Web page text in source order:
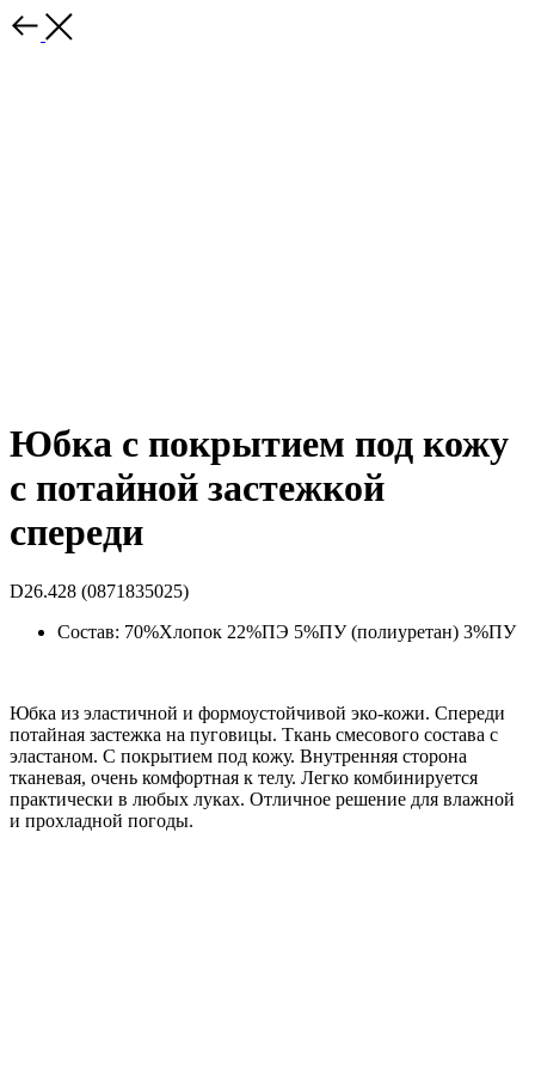
Юбка с покрытием под кожу
с потайной застежкой
спереди
D26.428 (0871835025)
Состав: 70%Хлопок 22%ПЭ 5%ПУ (полиуретан) 3%ПУ
Юбка из эластичной и формоустойчивой эко-кожи. Спереди
потайная застежка на пуговицы. Ткань смесового состава с
эластаном. С покрытием под кожу. Внутренняя сторона
тканевая, очень комфортная к телу. Легко комбинируется
практически в любых луках. Отличное решение для влажной
и прохладной погоды.